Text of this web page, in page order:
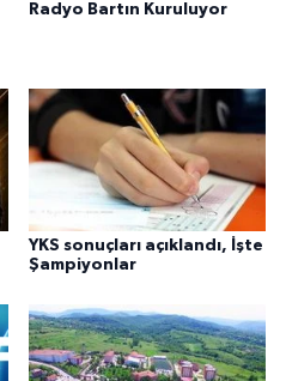
Radyo Bartın Kuruluyor
YKS sonuçları açıklandı, İşte
Şampiyonlar